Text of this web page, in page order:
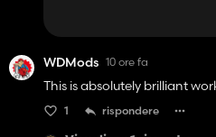
Le attuali opzioni di lavoro sul
l'aratura, la semina, la
la rimozione delle erbacce, la
spandimento, l'andanatura, la
WDMods 10 ore fa
This is absolutely brilliant
1 rispondere